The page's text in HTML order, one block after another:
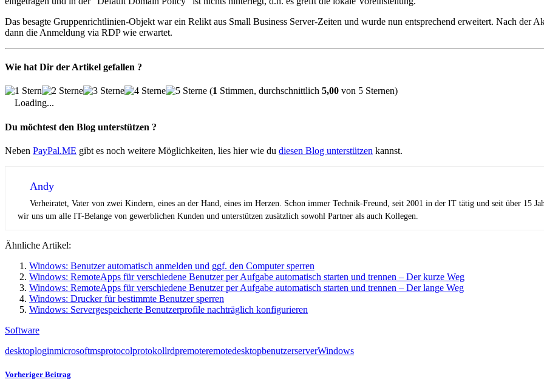
Das besagte Gruppenrichtlinien-Objekt war ein Relikt aus Small Business Server-Zeiten und wurde nun entsprechend erweitert. Nach der
dann die Anmeldung via RDP wie erwartet.
Wie hat Dir der Artikel gefallen ?
(1 Stimmen, durchschnittlich 5,00 von 5 Sternen)
Loading...
Du möchtest den Blog unterstützen ?
Neben PayPal.ME gibt es noch weitere Möglichkeiten, lies hier wie du diesen Blog unterstützen kannst.
Andy
Verheiratet, Vater von zwei Kindern, eines an der Hand, eines im Herzen. Schon immer Technik-Freund, seit 2001 in der IT tätig und seit über 15
wir uns um alle IT-Belange von gewerblichen Kunden und unterstützen zusätzlich sowohl Partner als auch Kollegen.
Ähnliche Artikel:
Windows: Benutzer automatisch anmelden und ggf. den Computer sperren
Windows: RemoteApps für verschiedene Benutzer per Aufgabe automatisch starten und trennen – Der kurze Weg
Windows: RemoteApps für verschiedene Benutzer per Aufgabe automatisch starten und trennen – Der lange Weg
Windows: Drucker für bestimmte Benutzer sperren
Windows: Servergespeicherte Benutzerprofile nachträglich konfigurieren
Software
desktoploginmicrosoftmsprotocolprotokollrdpremoteremotedesktopbenutzerserverWindows
Vorheriger Beitrag